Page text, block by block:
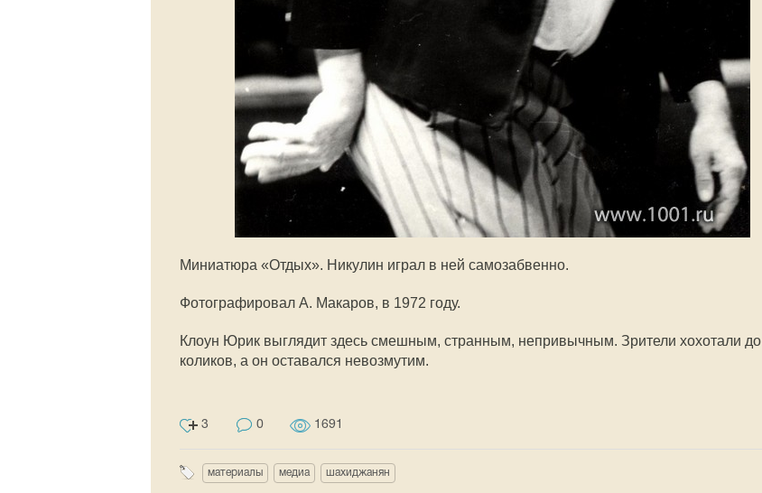
Миниатюра «Отдых». Никулин играл в ней самозабвенно.
Фотографировал А. Макаров, в 1972 году.
Клоун Юрик выглядит здесь смешным, странным, непривычным. Зрители хохотали до
коликов, а он оставался невозмутим.
3 0 1691
материалы медиа шахиджанян